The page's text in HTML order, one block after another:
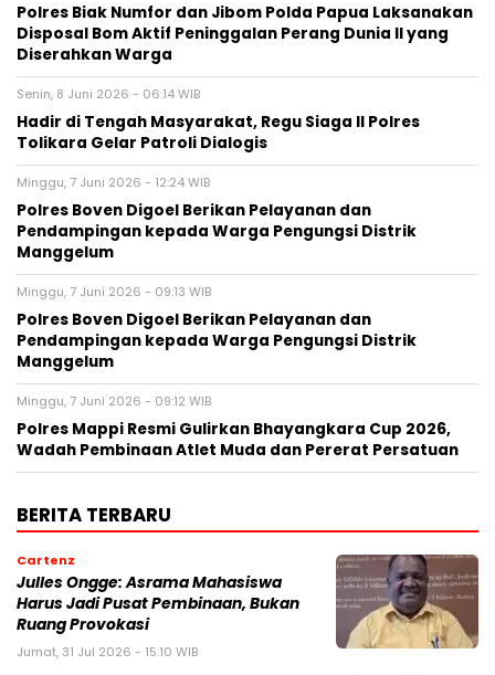
Polres Biak Numfor dan Jibom Polda Papua Laksanakan
Disposal Bom Aktif Peninggalan Perang Dunia II yang
Diserahkan Warga
Senin, 8 Juni 2026 - 06:14 WIB
Hadir di Tengah Masyarakat, Regu Siaga II Polres
Tolikara Gelar Patroli Dialogis
Minggu, 7 Juni 2026 - 12:24 WIB
Polres Boven Digoel Berikan Pelayanan dan
Pendampingan kepada Warga Pengungsi Distrik
Manggelum
Minggu, 7 Juni 2026 - 09:13 WIB
Polres Boven Digoel Berikan Pelayanan dan
Pendampingan kepada Warga Pengungsi Distrik
Manggelum
Minggu, 7 Juni 2026 - 09:12 WIB
Polres Mappi Resmi Gulirkan Bhayangkara Cup 2026,
Wadah Pembinaan Atlet Muda dan Pererat Persatuan
BERITA TERBARU
Cartenz
Julles Ongge: Asrama Mahasiswa
Harus Jadi Pusat Pembinaan, Bukan
Ruang Provokasi
Jumat, 31 Jul 2026 - 15:10 WIB